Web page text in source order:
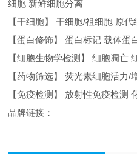
细胞 新鲜细胞分离
【干细胞】 干细胞/祖细胞 原
【蛋白修饰】 蛋白标记 载体蛋
【细胞生物学检测】 细胞凋亡
【药物筛选】 荧光素细胞活力/
【免疫检测】 放射性免疫检测
品牌链接：